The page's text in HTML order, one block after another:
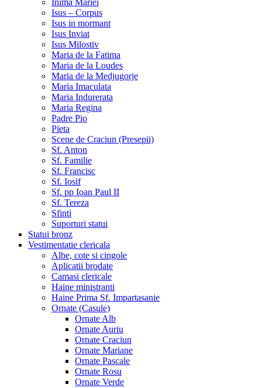
Inima Mariei
Isus – Corpus
Isus in mormant
Isus Inviat
Isus Milostiv
Maria de la Fatima
Maria de la Loudes
Maria de la Medjugorje
Maria Imaculata
Maria Indurerata
Maria Regina
Padre Pio
Pieta
Scene de Craciun (Presepii)
Sf. Anton
Sf. Familie
Sf. Francisc
Sf. Iosif
Sf. pp Ioan Paul II
Sf. Tereza
Sfinti
Suporturi statui
Statui bronz
Vestimentatie clericala
Albe, cote si cingole
Aplicatii brodate
Camasi clericale
Haine ministranti
Haine Prima Sf. Impartasanie
Ornate (Casule)
Ornate Alb
Ornate Auriu
Ornate Craciun
Ornate Mariane
Ornate Pascale
Ornate Rosu
Ornate Verde